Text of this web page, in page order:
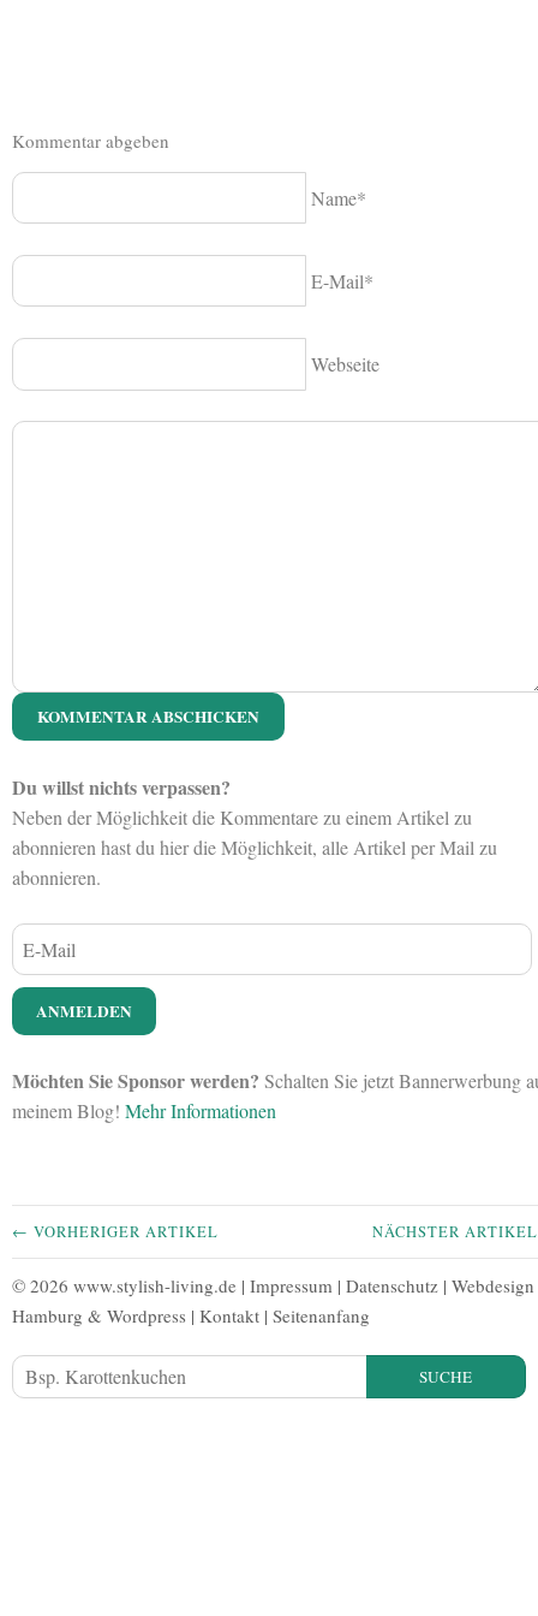
Kommentar abgeben
Name*
E-Mail*
Webseite
Du willst nichts verpassen?
Neben der Möglichkeit die Kommentare zu einem Artikel zu
abonnieren hast du hier die Möglichkeit, alle Artikel per Mail zu
abonnieren.
Möchten Sie Sponsor werden? Schalten Sie jetzt Bannerwerbung
meinem Blog! Mehr Informationen
← VORHERIGER ARTIKEL NÄCHSTER
© 2026 www.stylish-living.de | Impressum | Datenschutz | Webdesign
Hamburg & Wordpress | Kontakt | Seitenanfang
SUCHE